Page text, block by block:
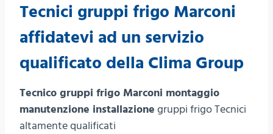
Tecnici gruppi frigo Marconi
affidatevi ad un servizio
qualificato della Clima Group
Tecnico gruppi frigo Marconi montaggio
manutenzione installazione gruppi frigo Tecnici
altamente qualificati